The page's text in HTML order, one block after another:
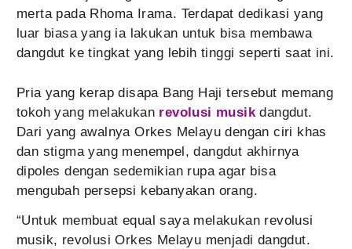
merta pada Rhoma Irama. Terdapat dedikasi yang
luar biasa yang ia lakukan untuk bisa membawa
dangdut ke tingkat yang lebih tinggi seperti saat ini.
Pria yang kerap disapa Bang Haji tersebut memang
tokoh yang melakukan revolusi musikdangdut.
Dari yang awalnya Orkes Melayu dengan ciri khas
dan stigma yang menempel, dangdut akhirnya
dipoles dengan sedemikian rupa agar bisa
mengubah persepsi kebanyakan orang.
“Untuk membuat equal saya melakukan revolusi
musik, revolusi Orkes Melayu menjadi dangdut.